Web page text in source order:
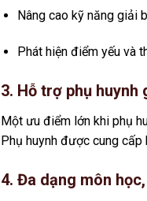
Nâng cao kỹ năng giải
Phát hiện điểm yếu và
3. Hỗ trợ phụ
Một ưu điểm lớn khi phụ
Phụ huynh được cung
4. Đa dạng môn